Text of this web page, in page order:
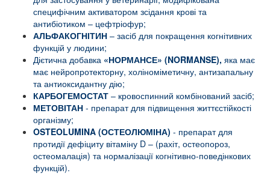
специфічним активатором зсідання крові та
антибіотиком – цефтріофур;
АЛЬФАКОГНІТИН – засіб для покращення когнітивних
функцій у людини;
Дієтична добавка «НОРМАНСЕ» (NORMANSE), яка має
має нейропротекторну, холіноміметичну, антизапальну
та антиоксидантну дію;
КАРБОГЕМОСТАТ – кровоспинний комбінований засіб;
МЕТОВІТАН - препарат для підвищення життєстійкості
організму;
OSTEOLUMINA (ОСТЕОЛЮМІНА) - препарат для
протидії дефіциту вітаміну D – (рахіт, остеопороз,
остеомалація) та нормалізації когнітивно-поведінкових
функцій).